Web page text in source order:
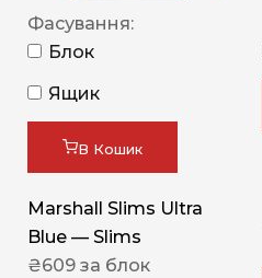
Фасування:
Блок
Ящик
В Кошик
Marshall Slims Ultra
Blue — Slims
₴609 за блок